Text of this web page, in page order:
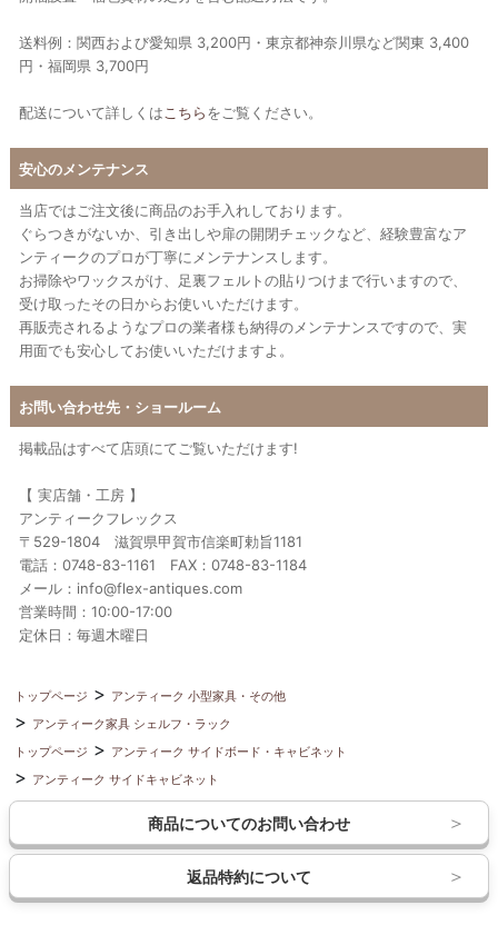
送料例：関西および愛知県 3,200円・東京都神奈川県など関東 3,400
円・福岡県 3,700円
配送について詳しくは こちらをご覧ください。
安心のメンテナンス
当店ではご注文後に商品のお手入れしております。
ぐらつきがないか、引き出しや扉の開閉チェックなど、経験豊富なア
ンティークのプロが丁寧にメンテナンスします。
お掃除やワックスがけ、足裏フェルトの貼りつけまで行いますので、
受け取ったその日からお使いいただけます。
再販売されるようなプロの業者様も納得のメンテナンスですので、実
用面でも安心してお使いいただけますよ。
お問い合わせ先・ショールーム
掲載品はすべて店頭にてご覧いただけます!
【 実店舗・工房 】
アンティークフレックス
〒529-1804 滋賀県甲賀市信楽町勅旨1181
電話：0748-83-1161 FAX：0748-83-1184
メール：info@flex-antiques.com
営業時間：10:00-17:00
定休日：毎週木曜日
トップページ
アンティーク 小型家具・その他
アンティーク家具 シェルフ・ラック
トップページ
アンティーク サイドボード・キャビネット
アンティーク サイドキャビネット
商品についてのお問い合わせ
返品特約について